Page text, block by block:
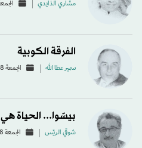
مشاري الذايدي الجمعة 07/08 -
الفرقة الكوبية
سمير عطا الله الجمعة 07/08 - 00:05
بيسّوا... الحياة
شوقي الريّس الجمعة 07/08 - 00:05